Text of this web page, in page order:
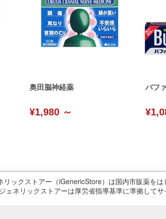
奥田脳神経薬
¥1,980 ～
バフ
リックストアー（iGenericStore）は国内市販薬を
ェネリックストアーは厚労省指導基準に準拠してサ